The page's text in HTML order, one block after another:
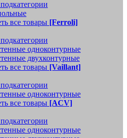
все товары [Ferroli]
одноконтурные
двухконтурные
все товары [Vaillant]
одноконтурные
все товары [ACV]
одноконтурные